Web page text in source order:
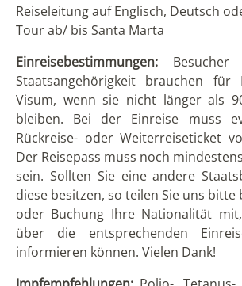
Reiseleitung auf Englisch, Deutsch
Tour ab/ bis Santa Marta
Einreisebestimmungen: Besucher
Staatsangehörigkeit brauchen für
Visum, wenn sie nicht länger als
bleiben. Bei der Einreise muss
Rückreise- oder Weiterreiseticket
Der Reisepass muss noch
sein. Sollten Sie eine andere
diese besitzen, so teilen Sie uns bitte
oder Buchung Ihre Nationalität
über die entsprechenden
informieren können. Vielen Dank!